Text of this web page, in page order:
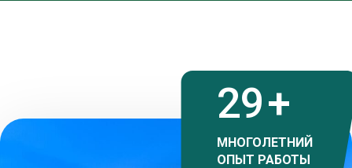
35+
МНОГОЛЕТНИЙ
ОПЫТ РАБОТЫ